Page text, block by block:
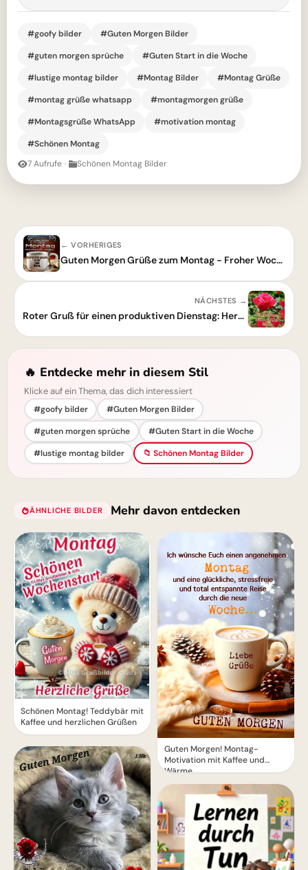
#goofy bilder
#Guten Morgen Bilder
#guten morgen sprüche
#Guten Start in die Woche
#lustige montag bilder
#Montag Bilder
#Montag Grüße
#montag grüße whatsapp
#montagmorgen grüße
#Montagsgrüße WhatsApp
#motivation montag
#Schönen Montag
7 Aufrufe · Schönen Montag Bilder
← VORHERIGES
Guten Morgen Grüße zum Montag - Froher Wochenstart mit Kaffee
NÄCHSTES →
Roter Gruß für einen produktiven Dienstag: Herzliche Wünsche für dich.
🔥 Entdecke mehr in diesem Stil
Klicke auf ein Thema, das dich interessiert
#goofy bilder
#Guten Morgen Bilder
#guten morgen sprüche
#Guten Start in die Woche
#lustige montag bilder
📁 Schönen Montag Bilder
ÄHNLICHE BILDER Mehr davon entdecken
Schönen Montag! Teddybär mit
Kaffee und herzlichen Grüßen
Guten Morgen! Montag-
Motivation mit Kaffee und
Wärme